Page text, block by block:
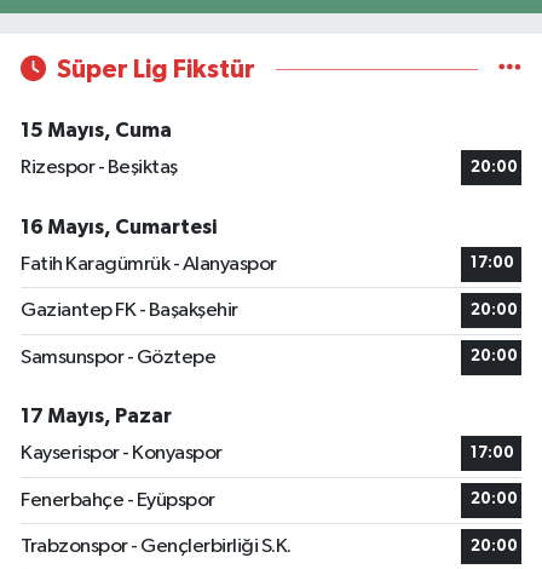
Süper Lig Fikstür
15 Mayıs, Cuma
Rizespor - Beşiktaş
20:00
16 Mayıs, Cumartesi
Fatih Karagümrük - Alanyaspor
17:00
Gaziantep FK - Başakşehir 20:00
Samsunspor - Göztepe 20:00
17 Mayıs, Pazar
Kayserispor - Konyaspor
17:00
Fenerbahçe - Eyüpspor 20:00
Trabzonspor - Gençlerbirliği S.K. 20:00